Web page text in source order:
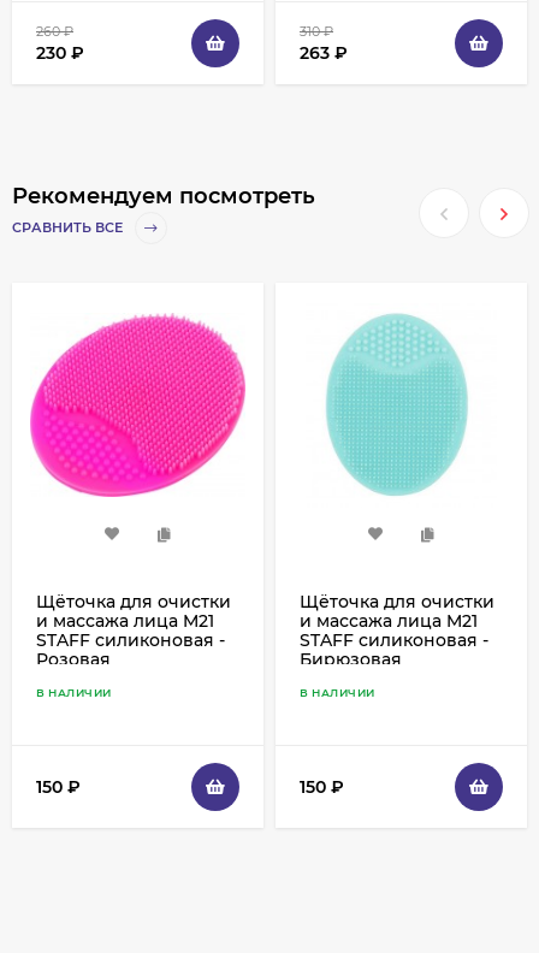
260₽
230 ₽
310₽
263 ₽
Рекомендуем посмотреть
СРАВНИТЬ ВСЕ
Щёточка для очистки
и массажа лица M21
STAFF силиконовая -
Розовая
В НАЛИЧИИ
150 ₽
Щёточка для очистки
и массажа лица M21
STAFF силиконовая -
Бирюзовая
В НАЛИЧИИ
150 ₽